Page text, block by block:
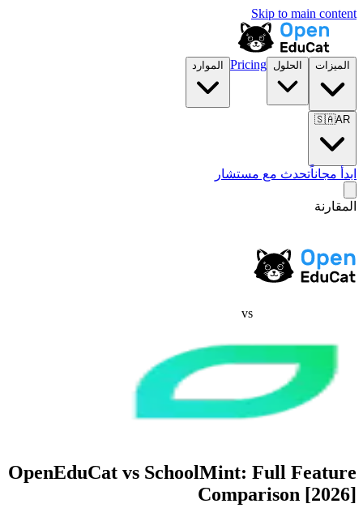
Skip to main content
الميزات الحلول Pricing الموارد
🇸🇦AR
ابدأ مجاناًتحدث مع مستشار
المقارنة
vs
OpenEduCat vs SchoolMint: Full Feature
Comparison [2026]